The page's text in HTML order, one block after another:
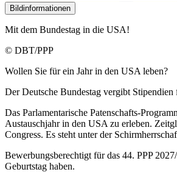
Bildinformationen
Mit dem Bundestag in die USA!
© DBT/PPP
Wollen Sie für ein Jahr in den USA leben?
Der Deutsche Bundestag vergibt
Das Parlamentarische Patenschafts-
Austauschjahr in den USA zu erleben.
Congress. Es steht unter der
Bewerbungsberechtigt für das 44. PPP
Geburtstag haben.